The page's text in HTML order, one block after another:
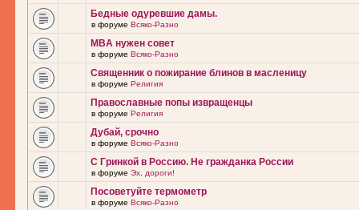
Бедные одуревшие дамы.
в форуме Всяко-Разно
MBA нужен совет
в форуме Всяко-Разно
Священник о пожирание блинов в масленицу
в форуме Религия
Православные попы извращенцы
в форуме Религия
Дубай, срочно
в форуме Всяко-Разно
С Гринкой в Россию. Не гражданка России
в форуме Эх, дороги!
Посоветуйте термометр
в форуме Всяко-Разно